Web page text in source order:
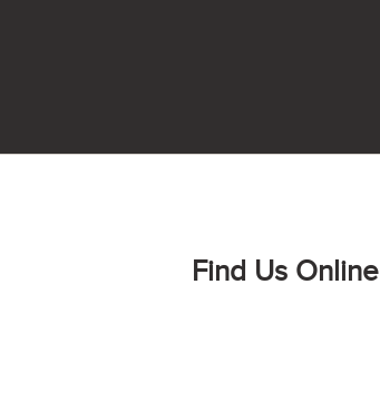
Find Us Online